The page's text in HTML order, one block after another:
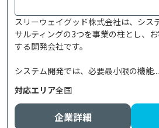
スリーウェイグッド株式会社は、シス
サルティングの3つを事業の柱とし、
する開発会社です。
システム開発では、必要最小限の機能...
対応エリア全国
企業詳細